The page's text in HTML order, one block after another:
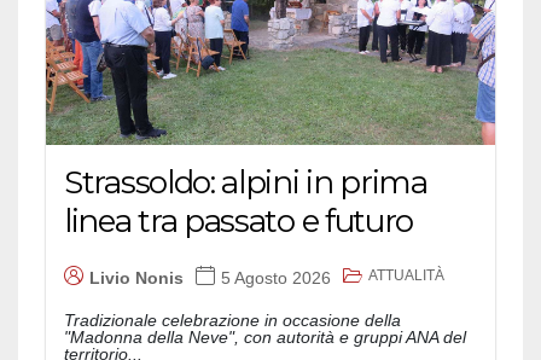
Strassoldo: alpini in prima
linea tra passato e futuro
Livio Nonis 5 Agosto 2026 ATTUALITÀ
Tradizionale celebrazione in occasione della
"Madonna della Neve", con autorità e gruppi ANA del
territorio...